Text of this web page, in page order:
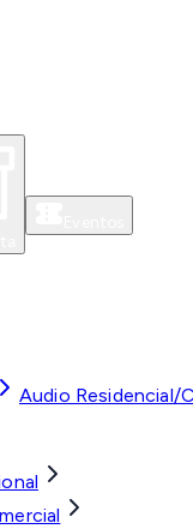
Audio Residencial/